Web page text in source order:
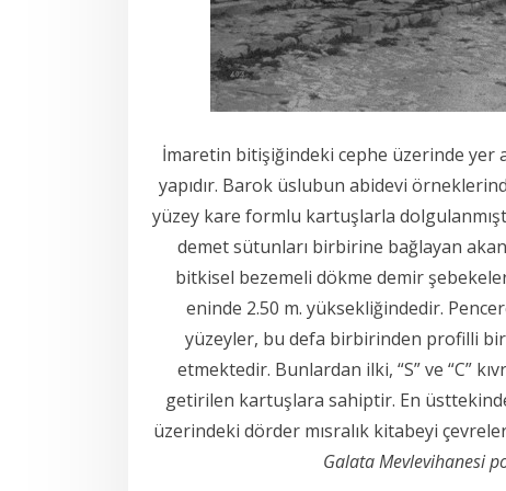
İmaretin bitişiğindeki cephe üzerinde yer
yapıdır. Barok üslubun abidevi
yüzey kare formlu kartuşlarla
demet sütunları birbirine bağlayan
bitkisel bezemeli dökme demir
eninde 2.50 m. yüksekliğindedir.
yüzeyler, bu defa birbirinden profilli
etmektedir. Bunlardan ilki, “S” ve “C”
getirilen kartuşlara sahiptir. En
üzerindeki dörder mısralık kitabeyi
Galata Mevlevihanesi